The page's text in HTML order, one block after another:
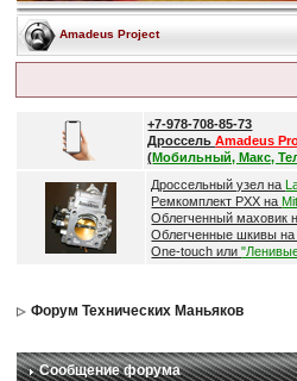
Amadeus Project
+7-978-708-85-73
ДроссельAmadeus
(Мобильный, Макс,
Дроссельный узел на
Ремкомплект РХХ на
Облегченный маховик
Облегченные шкивы на
One-touch или
Форум Технических Маньяков
Сообщение форума